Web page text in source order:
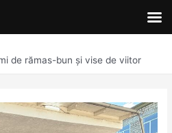
de rămas-bun și vise de viitor